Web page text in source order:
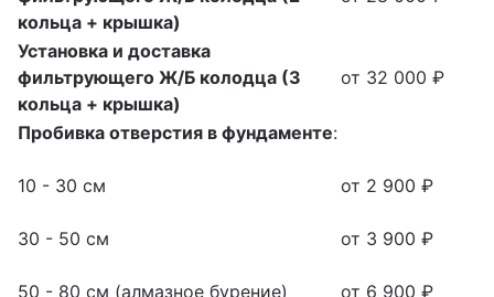
кольца + крышка)
Установка и доставка
фильтрующего Ж/Б колодца (3
кольца + крышка)
от 32 000 ₽
Пробивка отверстия в фундаменте:
10 - 30 см
30 - 50 см
50 - 80 см (алмазное бурение)
от 2 900 ₽
от 3 900 ₽
от 6 900 ₽